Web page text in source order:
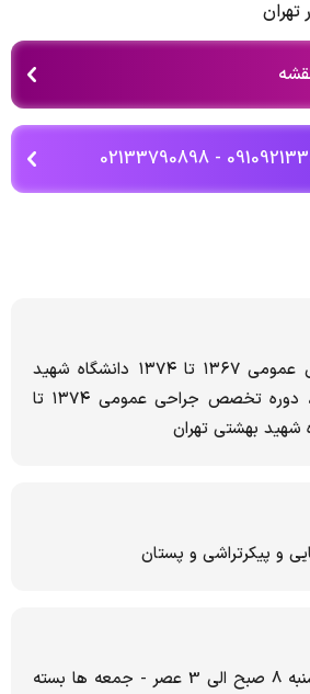
دکترای پزشکی عمومی ۱۳۶۷ تا ۱۳۷۴ دانشگاه شهید
بهشتی تهران، دوره تخصص جراحی عمومی ۱۳۷۴ تا
و پیکرتراشی و پستان
شنبه تا پنجشنبه 8 صبح الی 3 عصر - جمعه ها بسته